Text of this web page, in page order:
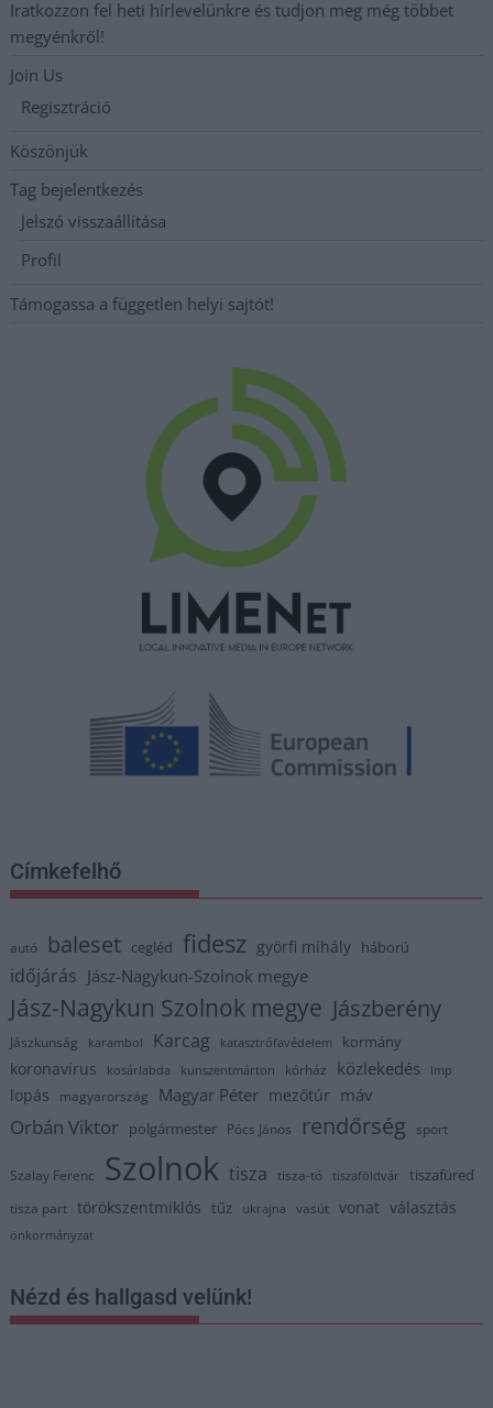
Iratkozzon fel heti hírlevelünkre és tudjon meg még többet
megyénkről!
Join Us
Regisztráció
Köszönjük
Tag bejelentkezés
Jelszó visszaállítása
Profil
Támogassa a független helyi sajtót!
Címkefelhő
autó baleset cegléd fidesz györfi mihály háború
időjárás Jász-Nagykun-Szolnok megye
Jász-Nagykun Szolnok megye Jászberény
Jászkunság karambol Karcag katasztrófavédelem kormány
koronavírus kosárlabda kunszentmárton kórház közlekedés lmp
lopás magyarország Magyar Péter mezőtúr máv
Orbán Viktor polgármester Pócs János rendőrség sport
Szalay Ferenc Szolnok tisza tisza-tó tiszaföldvár tiszafüred
tisza part törökszentmiklós tűz ukrajna vasút vonat választás
önkormányzat
Nézd és hallgasd velünk!